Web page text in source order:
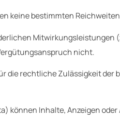
keine bestimmten
Mitwirkungsleistungen
nicht.
die rechtliche Zulässigkeit
können Inhalte, Anzeigen